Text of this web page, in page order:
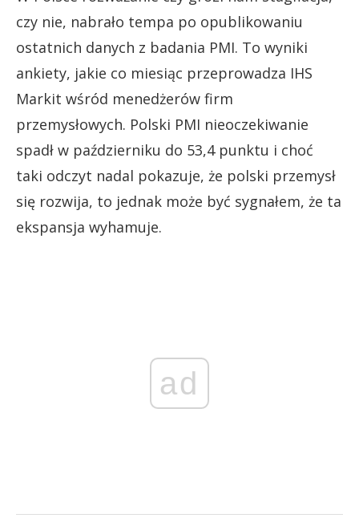
czy nie, nabrało tempa po opublikowaniu
ostatnich danych z badania PMI. To wyniki
ankiety, jakie co miesiąc przeprowadza IHS
Markit wśród menedżerów firm
przemysłowych. Polski PMI nieoczekiwanie
spadł w październiku do 53,4 punktu i choć
taki odczyt nadal pokazuje, że polski przemysł
się rozwija, to jednak może być sygnałem, że ta
ekspansja wyhamuje.
ad